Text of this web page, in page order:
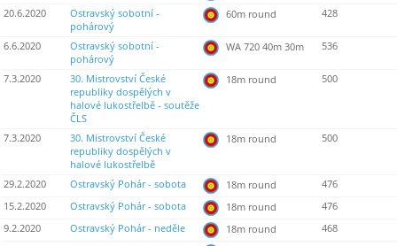
20.6.2020
Ostravský sobotní -
pohárový
60m round 428
6.6.2020
Ostravský sobotní -
pohárový
WA 720 40m 30m 536
7.3.2020
30. Mistrovství České
republiky dospělých v
halové lukostřelbě - soutěže
ČLS
18m round 500
7.3.2020
30. Mistrovství České
republiky dospělých v
halové lukostřelbě
18m round 500
29.2.2020 Ostravský Pohár - sobota 18m round
476
15.2.2020
Ostravský Pohár - sobota 18m round
476
9.2.2020
Ostravský Pohár - neděle 18m round
468